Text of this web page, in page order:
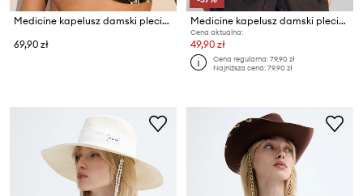
Medicine kapelusz damski pleciony
69,90 zł
Medicine kapelusz damski pleciony
Cena aktualna:
49,90 zł
Cena regularna:79,90 zł
Najniższa cena:79,90 zł